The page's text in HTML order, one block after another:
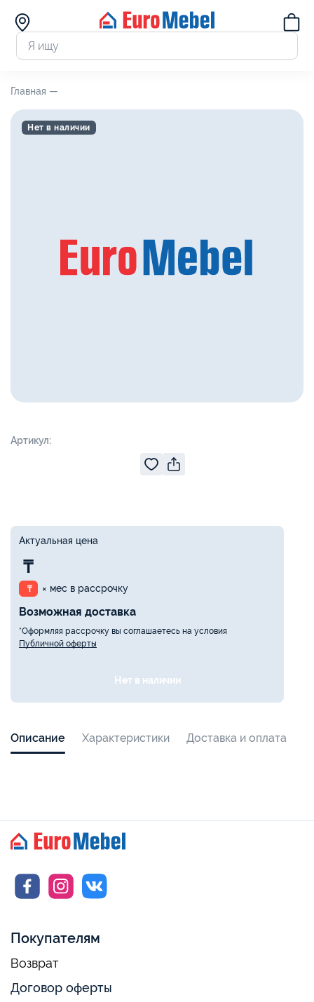
Главная —
Артикул:
Нет в наличии
Актуальная цена
₸
₸ × мес в рассрочку
Возможная доставка
*Оформляя рассрочку вы соглашаетесь на условия
Публичной оферты
Нет в наличии
Описание Характеристики Доставка и оплата
Покупателям
Возврат
Договор оферты